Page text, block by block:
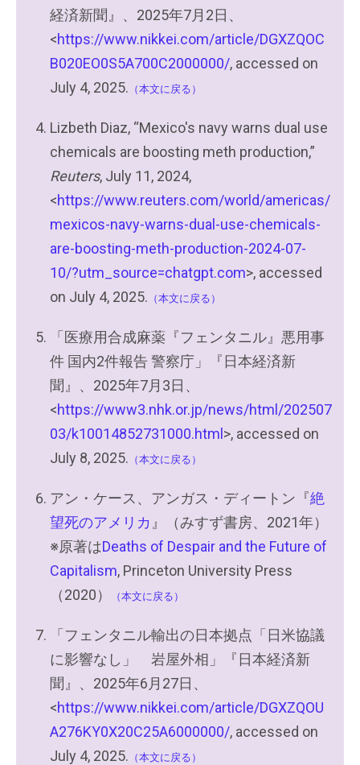
経済新聞』、2025年7月2日、
<https://www.nikkei.com/article/DGXZQOC
B020EO0S5A700C2000000/, accessed on
July 4, 2025. （本文に戻る）
Lizbeth Diaz, “Mexico's navy warns dual use
chemicals are boosting meth production,”
Reuters, July 11, 2024,
<https://www.reuters.com/world/americas/
mexicos-navy-warns-dual-use-chemicals-
are-boosting-meth-production-2024-07-
10/?utm_source=chatgpt.com>, accessed
on July 4, 2025. （本文に戻る）
「医療用合成麻薬『フェンタニル』悪用事
件 国内2件報告 警察庁」『日本経済新
聞』、2025年7月3日、
<https://www3.nhk.or.jp/news/html/202507
03/k10014852731000.html >, accessed on
July 8, 2025. （本文に戻る）
アン・ケース、アンガス・ディートン『絶
望死のアメリカ 』（みすず書房、2021年）
※原著はDeaths of Despair and the Future of
Capitalism, Princeton University Press
（2020）
（本文に戻る）
「フェンタニル輸出の日本拠点「日米協議
に影響なし」 岩屋外相」『日本経済新
聞』、2025年6月27日、
<https://www.nikkei.com/article/DGXZQOU
A276KY0X20C25A6000000/, accessed on
July 4, 2025. （本文に戻る）